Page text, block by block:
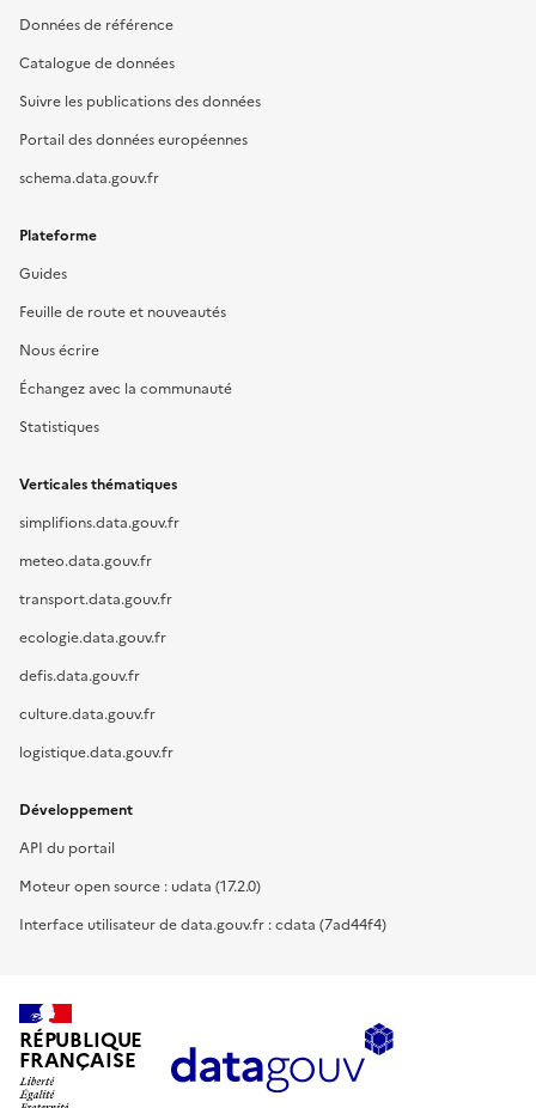
Données de référence
Catalogue de données
Suivre les publications des données
Portail des données européennes
schema.data.gouv.fr
Plateforme
Guides
Feuille de route et nouveautés
Nous écrire
Échangez avec la communauté
Statistiques
Verticales thématiques
simplifions.data.gouv.fr
meteo.data.gouv.fr
transport.data.gouv.fr
ecologie.data.gouv.fr
defis.data.gouv.fr
culture.data.gouv.fr
logistique.data.gouv.fr
Développement
API du portail
Moteur open source : udata (17.2.0)
Interface utilisateur de data.gouv.fr : cdata (7ad44f4)
RÉPUBLIQUE
FRANÇAISE